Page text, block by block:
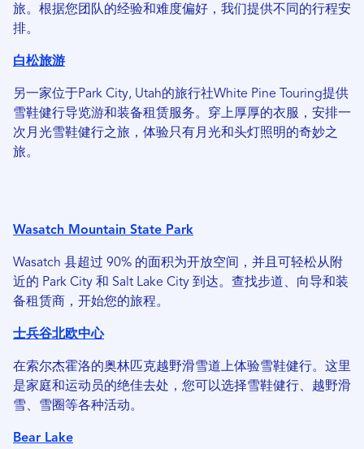
旅。根据您团队的经验和难度偏好，我们提供不同的行程安
排。
白松旅游
另一家位于Park City, Utah的旅行社White Pine Touring提供
雪鞋健行导览游和装备租赁服务。穿上厚厚的衣服，安排一
次月光雪鞋健行之旅，体验只有月光和头灯照明的奇妙之
旅。
Wasatch Mountain State Park
Wasatch 县超过 90% 的面积为开放空间，并且可轻松从附
近的 Park City 和 Salt Lake City 到达。查找步道、向导和装
备租赁商，开始您的旅程。
士兵谷北欧中心
在索尔杰霍洛的奥林匹克越野滑雪道上体验雪鞋健行。这里
是家庭和运动员的绝佳去处，您可以选择雪鞋健行、越野滑
雪、雪圈等各种活动。
Bear Lake